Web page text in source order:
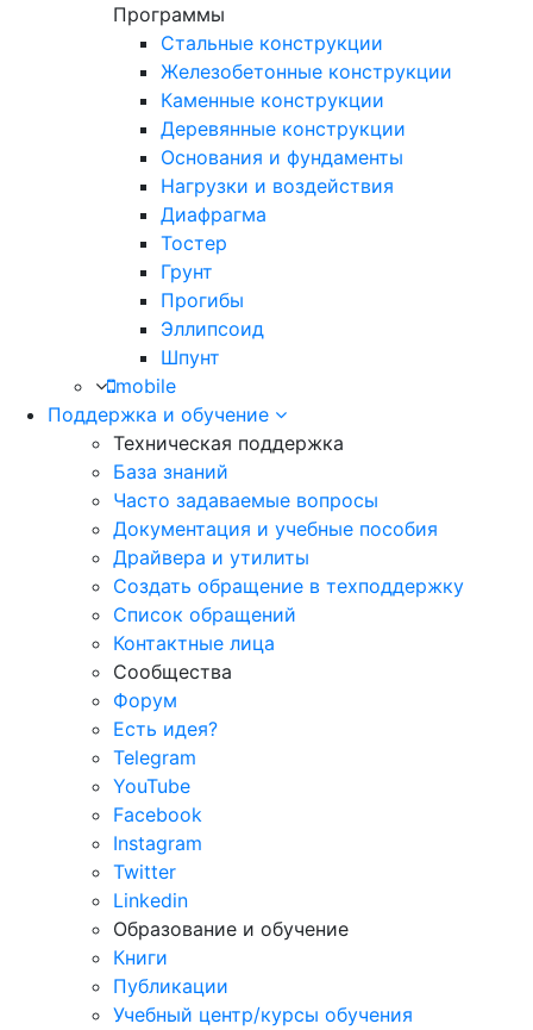
Программы
Стальные конструкции
Железобетонные конструкции
Каменные конструкции
Деревянные конструкции
Основания и фундаменты
Нагрузки и воздействия
Диафрагма
Тостер
Грунт
Прогибы
Эллипсоид
Шпунт
mobile
Поддержка и обучение
Техническая поддержка
База знаний
Часто задаваемые вопросы
Документация и учебные пособия
Драйвера и утилиты
Создать обращение в техподдержку
Список обращений
Контактные лица
Сообщества
Форум
Есть идея?
Telegram
YouTube
Facebook
Instagram
Twitter
Linkedin
Образование и обучение
Книги
Публикации
Учебный центр/курсы обучения